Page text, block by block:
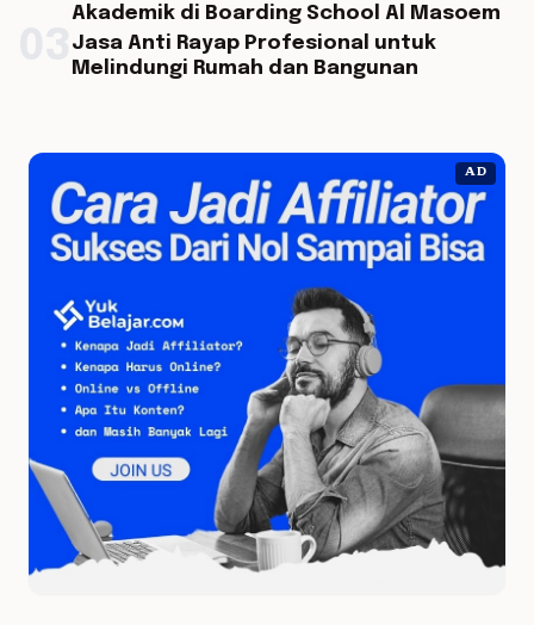
Akademik di Boarding School Al Masoem
Jasa Anti Rayap Profesional untuk
Melindungi Rumah dan Bangunan
AD